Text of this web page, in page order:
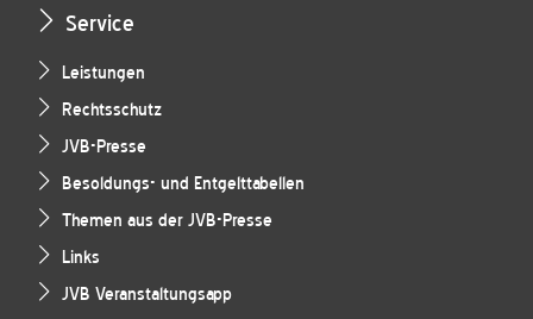
Service
Leistungen
Rechtsschutz
JVB-Presse
Besoldungs- und Entgelttabellen
Themen aus der JVB-Presse
Links
JVB Veranstaltungsapp